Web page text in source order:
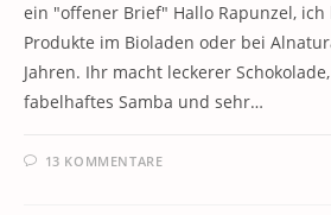
ein "offener Brief" Hallo Rapunzel, ich
Produkte im Bioladen oder bei
Jahren. Ihr macht leckerer
fabelhaftes Samba und sehr…
13 KOMMENTARE